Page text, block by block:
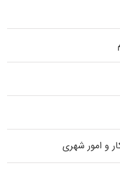
و امور شهری